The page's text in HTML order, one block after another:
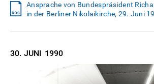
Ansprache von Bundespräsident
in der Berliner Nikolaikirche, 29. Juni
30. JUNI 1990